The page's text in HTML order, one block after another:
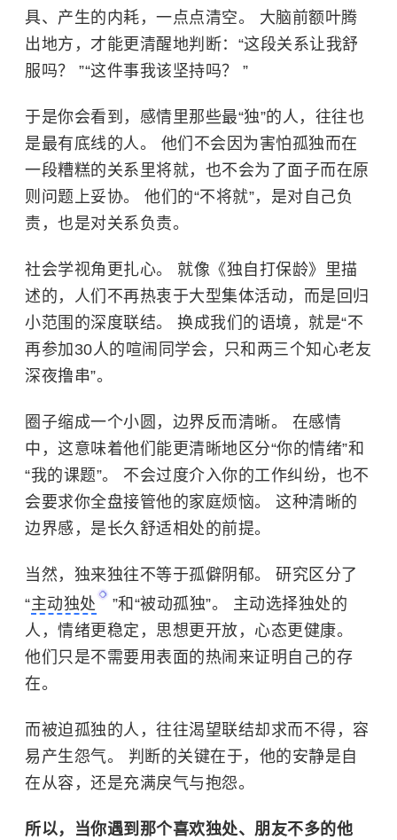
具、产生的内耗，一点点清空。 大脑前额叶腾
出地方，才能更清醒地判断：“这段关系让我舒
服吗？ ”“这件事我该坚持吗？ ”
于是你会看到，感情里那些最“独”的人，往往也
是最有底线的人。 他们不会因为害怕孤独而在
一段糟糕的关系里将就，也不会为了面子而在原
则问题上妥协。 他们的“不将就”，是对自己负
责，也是对关系负责。
社会学视角更扎心。 就像《独自打保龄》里描
述的，人们不再热衷于大型集体活动，而是回归
小范围的深度联结。 换成我们的语境，就是“不
再参加30人的喧闹同学会，只和两三个知心老友
深夜撸串”。
圈子缩成一个小圆，边界反而清晰。 在感情
中，这意味着他们能更清晰地区分“你的情绪”和
“我的课题”。 不会过度介入你的工作纠纷，也不
会要求你全盘接管他的家庭烦恼。 这种清晰的
边界感，是长久舒适相处的前提。
当然，独来独往不等于孤僻阴郁。 研究区分了
“主动独处
”和“被动孤独”。 主动选择独处的
人，情绪更稳定，思想更开放，心态更健康。
他们只是不需要用表面的热闹来证明自己的存
在。
而被迫孤独的人，往往渴望联结却求而不得，容
易产生怨气。 判断的关键在于，他的安静是自
在从容，还是充满戾气与抱怨。
所以，当你遇到那个喜欢独处、朋友不多的他